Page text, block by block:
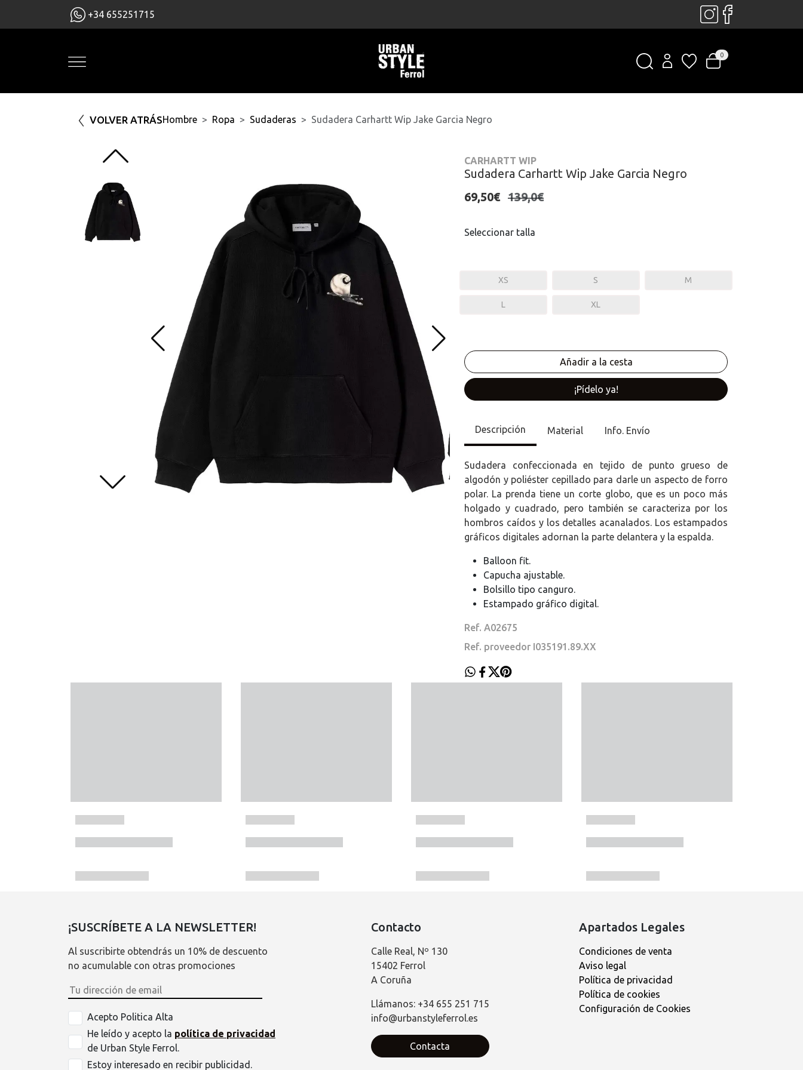
+34 655251715
0
VOLVER ATRÁSHombre Ropa Sudaderas Sudadera Carhartt Wip Jake Garcia Negro
CARHARTT WIP
Sudadera Carhartt Wip Jake Garcia Negro
69,50€ 139,0€
Seleccionar talla
XS S M
L XL
¡Pídelo ya!
Descripción Material Info. Envío
Sudadera confeccionada en tejido de punto grueso de
algodón y poliéster cepillado para darle un aspecto de forro
polar. La prenda tiene un corte globo, que es un poco más
holgado y cuadrado, pero también se caracteriza por los
hombros caídos y los detalles acanalados. Los estampados
gráficos digitales adornan la parte delantera y la espalda.
Balloon fit.
Capucha ajustable.
Bolsillo tipo canguro.
Estampado gráfico digital.
Ref. A02675
Ref. proveedor I035191.89.XX
¡SUSCRÍBETE A LA NEWSLETTER!
Al suscribirte obtendrás un 10% de descuento
no acumulable con otras promociones
Acepto Politica Alta
He leído y acepto la política de privacidad
de Urban Style Ferrol.
Estoy interesado en recibir publicidad.
Contacto
Calle Real, Nº 130
15402 Ferrol
A Coruña
Llámanos: +34 655 251 715
info@urbanstyleferrol.es
Contacta
Apartados Legales
Condiciones de venta
Aviso legal
Política de privacidad
Política de cookies
Configuración de Cookies